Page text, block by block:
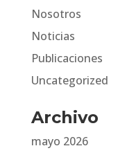
Nosotros
Noticias
Publicaciones
Uncategorized
Archivo
mayo 2026